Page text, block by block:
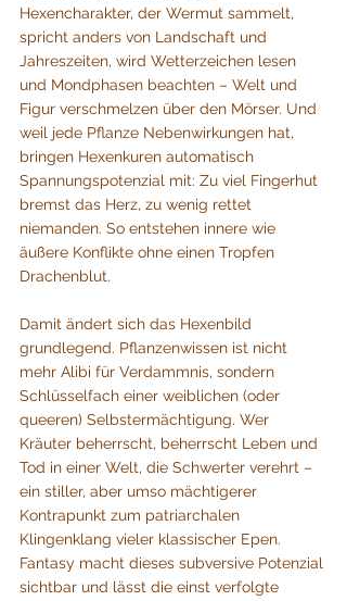
Hexencharakter, der Wermut sammelt,
spricht anders von Landschaft und
Jahreszeiten, wird Wetterzeichen lesen
und Mondphasen beachten – Welt und
Figur verschmelzen über den Mörser. Und
weil jede Pflanze Nebenwirkungen hat,
bringen Hexenkuren automatisch
Spannungs­potenzial mit: Zu viel Fingerhut
bremst das Herz, zu wenig rettet
niemanden. So entstehen innere wie
äußere Konflikte ohne einen Tropfen
Drachenblut.
Damit ändert sich das Hexenbild
grundlegend. Pflanzenwissen ist nicht
mehr Alibi für Verdammnis, sondern
Schlüsselfach einer weiblichen (oder
queeren) Selbstermächtigung. Wer
Kräuter beherrscht, beherrscht Leben und
Tod in einer Welt, die Schwerter verehrt –
ein stiller, aber umso mächtigerer
Kontrapunkt zum patriarchalen
Klingenklang vieler klassischer Epen.
Fantasy macht dieses subversive Potenzial
sichtbar und lässt die einst verfolgte